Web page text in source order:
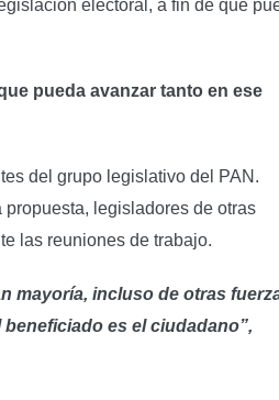
electoral, a fin de que
pueda avanzar tanto en ese
del grupo legislativo del PAN.
legisladores de otras
las reuniones de trabajo.
mayoría, incluso de otras
es el ciudadano”,